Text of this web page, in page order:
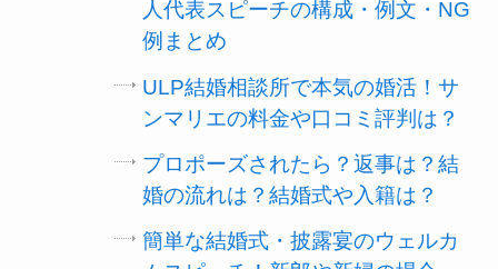
人代表スピーチの構成・例文・NG
例まとめ
ULP結婚相談所で本気の婚活！サ
ンマリエの料金や口コミ評判は？
プロポーズされたら？返事は？結
婚の流れは？結婚式や入籍は？
簡単な結婚式・披露宴のウェルカ